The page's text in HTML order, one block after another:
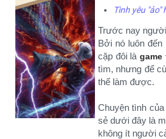
Tình yêu
Trước nay
Bởi nó luôn
cặp đôi làgame
tìm, nhưng để
thể làm được.
Chuyện tình
sẻ dưới đây là
không ít người